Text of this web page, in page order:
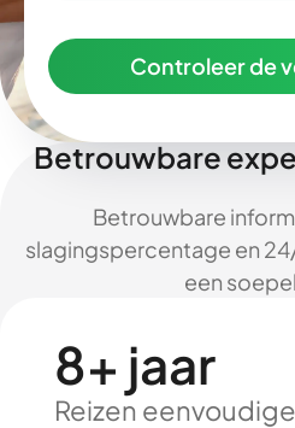
Controleer de
Betrouwbare
Betrouwbare
slagingspercentage en
een
8+ jaar
Reizen